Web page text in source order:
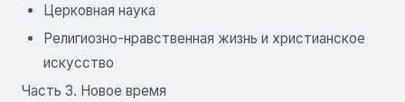
Церковная наука
Религиозно-нравственная жизнь и христианское
искусство
Часть 3. Новое время